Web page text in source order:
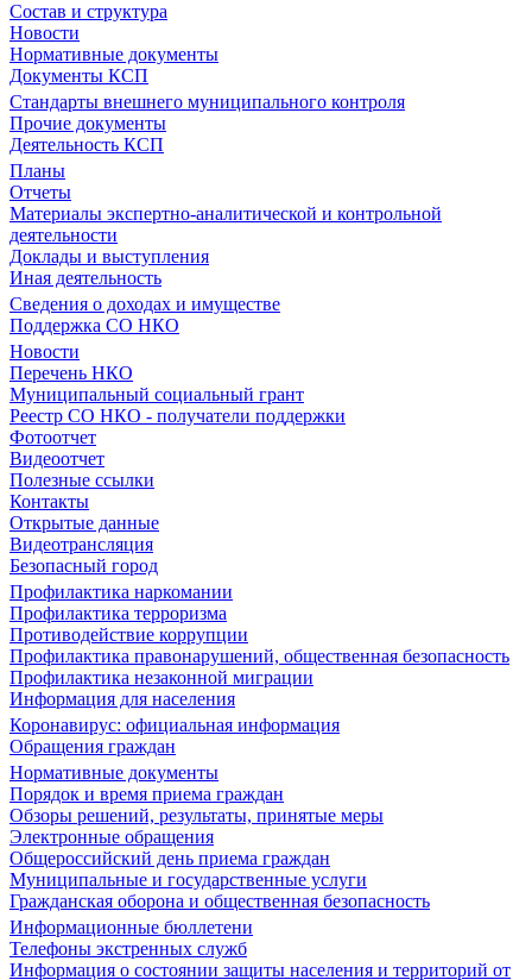
Состав и структура
Новости
Нормативные документы
Документы КСП
Стандарты внешнего муниципального контроля
Прочие документы
Деятельность КСП
Планы
Отчеты
Материалы экспертно-аналитической и контрольной
деятельности
Доклады и выступления
Иная деятельность
Сведения о доходах и имуществе
Поддержка СО НКО
Новости
Перечень НКО
Муниципальный социальный грант
Реестр СО НКО - получатели поддержки
Фотоотчет
Видеоотчет
Полезные ссылки
Контакты
Открытые данные
Видеотрансляция
Безопасный город
Профилактика наркомании
Профилактика терроризма
Противодействие коррупции
Профилактика правонарушений, общественная безопасность
Профилактика незаконной миграции
Информация для населения
Коронавирус: официальная информация
Обращения граждан
Нормативные документы
Порядок и время приема граждан
Обзоры решений, результаты, принятые меры
Электронные обращения
Общероссийский день приема граждан
Муниципальные и государственные услуги
Гражданская оборона и общественная безопасность
Информационные бюллетени
Телефоны экстренных служб
Информация о состоянии защиты населения и территорий от